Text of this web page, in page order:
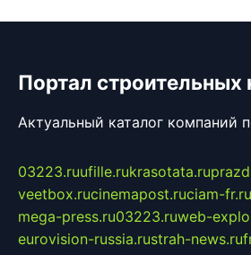
Портал строительных
Актуальный каталог компаний
03223.ruufille.rukrasotata.ru
veetbox.rucinemapost.ruciam-fr.ru
mega-press.ru03223.ruweb-
eurovision-russia.rustrah-news.ru